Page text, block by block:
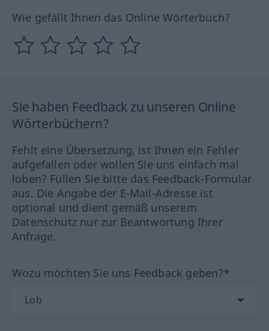
Wie gefällt Ihnen das Online Wörterbuch?
Sie haben Feedback zu unseren Online
Wörterbüchern?
Fehlt eine Übersetzung, ist Ihnen ein Fehler
aufgefallen oder wollen Sie uns einfach mal
loben? Füllen Sie bitte das Feedback-Formular
aus. Die Angabe der E-Mail-Adresse ist
optional und dient gemäß unserem
Datenschutz nur zur Beantwortung Ihrer
Anfrage.
Wozu möchten Sie uns Feedback geben?*